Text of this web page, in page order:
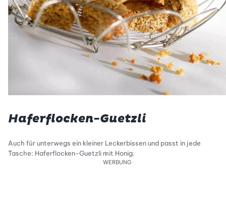
Haferflocken-Guetzli
Auch für unterwegs ein kleiner Leckerbissen und passt in jede
Tasche: Haferflocken-Guetzli mit Honig.
WERBUNG